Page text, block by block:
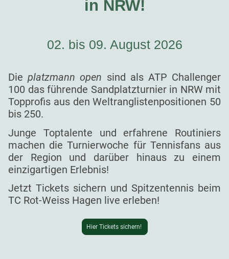
in NRW!
02. bis 09. August 2026
Dieplatzmann open sind als ATP Challenger
100 das führende Sandplatzturnier in NRW mit
Topprofis aus den Weltranglistenpositionen 50
bis 250.
Junge Toptalente und erfahrene Routiniers
machen die Turnierwoche für Tennisfans aus
der Region und darüber hinaus zu einem
einzigartigen Erlebnis!
Jetzt Tickets sichern und Spitzentennis beim
TC Rot-Weiss Hagen live erleben!
Hier Tickets sichern!